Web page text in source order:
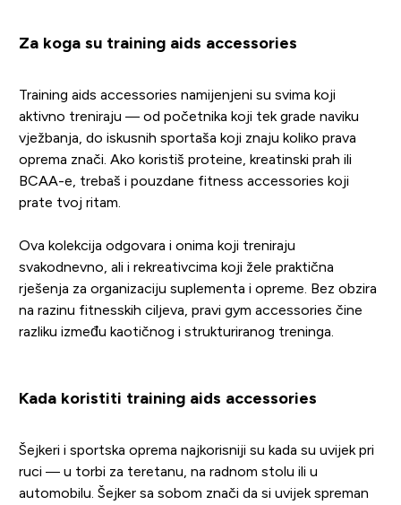
Za koga su training aids accessories
Training aids accessories namijenjeni su svima koji
aktivno treniraju — od početnika koji tek grade naviku
vježbanja, do iskusnih sportaša koji znaju koliko prava
oprema znači. Ako koristiš proteine, kreatinski prah ili
BCAA-e, trebaš i pouzdane fitness accessories koji
prate tvoj ritam.
Ova kolekcija odgovara i onima koji treniraju
svakodnevno, ali i rekreativcima koji žele praktična
rješenja za organizaciju suplementa i opreme. Bez obzira
na razinu fitnesskih ciljeva, pravi gym accessories čine
razliku između kaotičnog i strukturiranog treninga.
Kada koristiti training aids accessories
Šejkeri i sportska oprema najkorisniji su kada su uvijek pri
ruci — u torbi za teretanu, na radnom stolu ili u
automobilu. Šejker sa sobom znači da si uvijek spreman